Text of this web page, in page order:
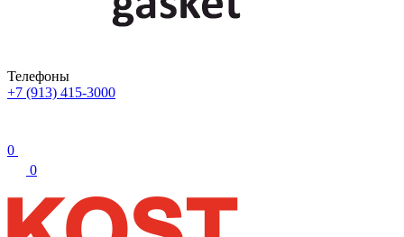
Телефоны
+7 (913) 415-3000
0
0